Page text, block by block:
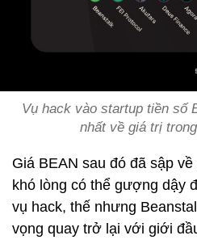
Vụ hack vào startup tiền số
nhất về giá trị
Giá BEAN sau đó đã sập
khó lòng có thể gượng dậy
vụ hack, thế nhưng
vọng quay trở lại với giới